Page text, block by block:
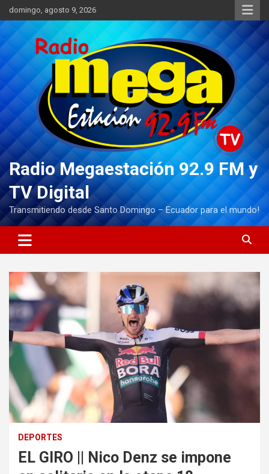
Saltar
al
contenido
domingo, agosto 9, 2026
Radio Megaestación 92.9 FM y
TV Digital
Transmitiendo desde Santo Domingo – Ecuador para el mundo!
DEPORTES
EL GIRO || Nico Denz se impone